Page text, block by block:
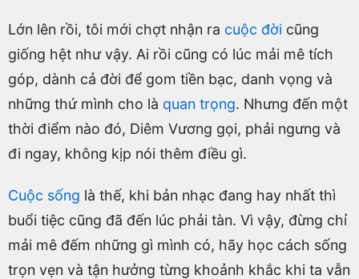
Lớn lên rồi, tôi mới chợt nhận ra cuộc đời cũng
giống hệt như vậy. Ai rồi cũng có lúc mải mê tích
góp, dành cả đời để gom tiền bạc, danh vọng và
những thứ mình cho là quan trọng. Nhưng đến một
thời điểm nào đó, Diêm Vương gọi, phải ngưng và
đi ngay, không kịp nói thêm điều gì.
Cuộc sống là thế, khi bản nhạc đang hay nhất thì
buổi tiệc cũng đã đến lúc phải tàn. Vì vậy, đừng chỉ
mải mê đếm những gì mình có, hãy học cách sống
trọn vẹn và tận hưởng từng khoảnh khắc khi ta vẫn